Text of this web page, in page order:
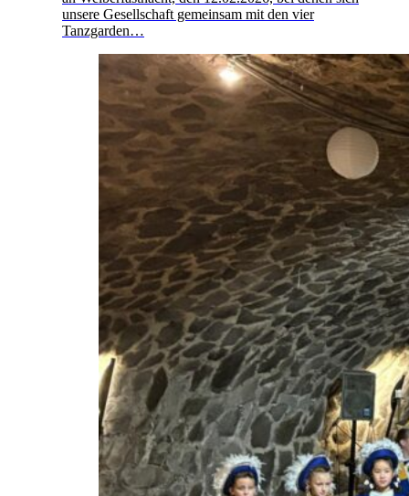
unsere Gesellschaft gemeinsam mit den vier
Tanzgarden…